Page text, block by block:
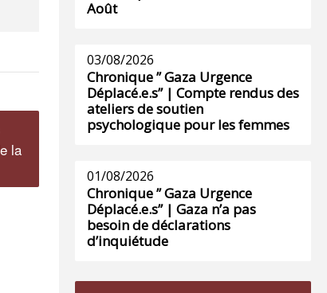
la
Août
03/08/2026
Chronique ” Gaza Urgence
Déplacé.e.s” | Compte rendus des
ateliers de soutien
psychologique pour les femmes
01/08/2026
Chronique ” Gaza Urgence
Déplacé.e.s” | Gaza n’a pas
besoin de déclarations
d’inquiétude